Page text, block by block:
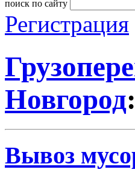
поиск по сайту
Регистрация
Новгород
Вывоз